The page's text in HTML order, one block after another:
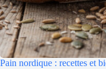
Pain nordique : recettes et